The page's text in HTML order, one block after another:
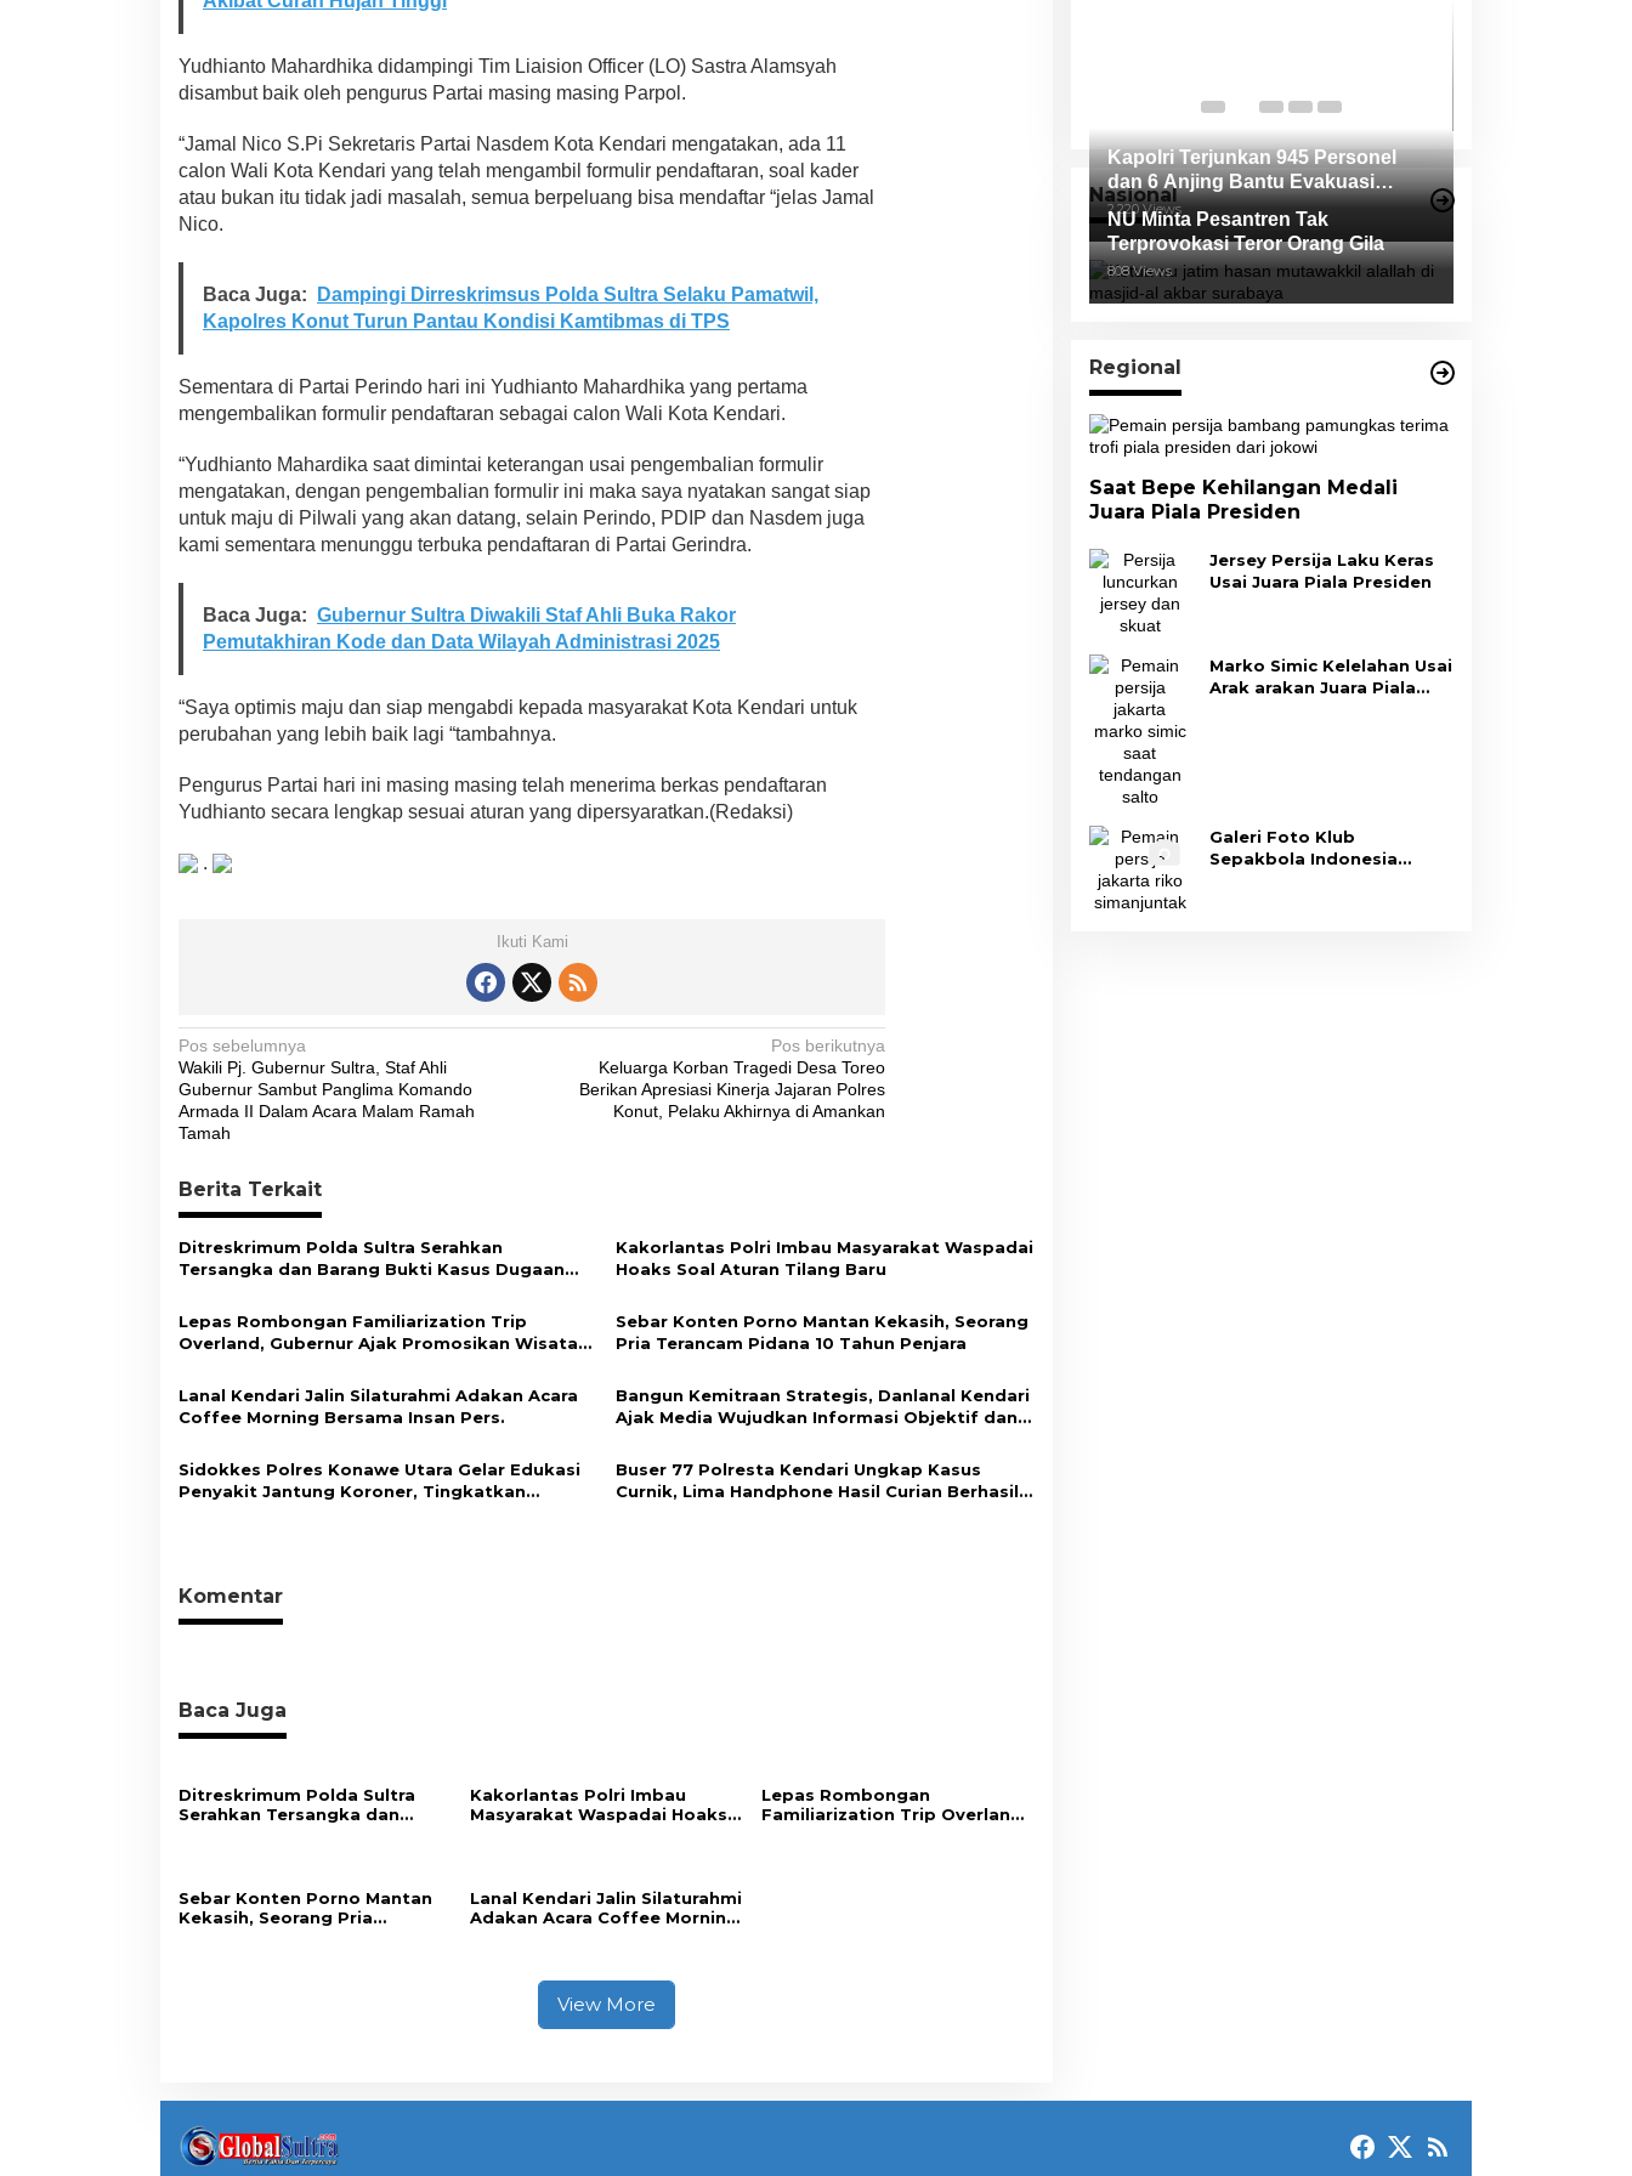
p
a
j
u
a
d
i
C
n
W
i
k
a
K
e
n
i
Yudhianto Mahardhika didampingi Tim Liaision Officer (LO) Sastra Alamsyah
disambut baik oleh pengurus Partai masing masing Parpol.
“Jamal Nico S.Pi Sekretaris Partai Nasdem Kota Kendari mengatakan, ada 11
calon Wali Kota Kendari yang telah mengambil formulir pendaftaran, soal kader
atau bukan itu tidak jadi masalah, semua berpeluang bisa mendaftar “jelas Jamal
Nico.
Baca Juga:
Dampingi Dirreskrimsus Polda Sultra Selaku Pamatwil,
Kapolres Konut Turun Pantau Kondisi Kamtibmas di TPS
Sementara di Partai Perindo hari ini Yudhianto Mahardhika yang pertama
mengembalikan formulir pendaftaran sebagai calon Wali Kota Kendari.
“Yudhianto Mahardika saat dimintai keterangan usai pengembalian formulir
mengatakan, dengan pengembalian formulir ini maka saya nyatakan sangat siap
untuk maju di Pilwali yang akan datang, selain Perindo, PDIP dan Nasdem juga
kami sementara menunggu terbuka pendaftaran di Partai Gerindra.
Baca Juga: Gubernur Sultra Diwakili Staf Ahli Buka Rakor
Pemutakhiran Kode dan Data Wilayah Administrasi 2025
“Saya optimis maju dan siap mengabdi kepada masyarakat Kota Kendari untuk
perubahan yang lebih baik lagi “tambahnya.
Pengurus Partai hari ini masing masing telah menerima berkas pendaftaran
Yudhianto secara lengkap sesuai aturan yang dipersyaratkan.(Redaksi)
.
Ikuti Kami
N
a
v
g
a
s
p
o
s
Pos sebelumnya
Wakili Pj. Gubernur Sultra, Staf Ahli
Gubernur Sambut Panglima Komando
Armada II Dalam Acara Malam Ramah
Tamah
Pos berikutnya
Keluarga Korban Tragedi Desa Toreo
Berikan Apresiasi Kinerja Jajaran Polres
Konut, Pelaku Akhirnya di Amankan
Berita Terkait
Ditreskrimum Polda Sultra Serahkan
Tersangka dan Barang Bukti Kasus Dugaan
Tanpa Izin ke Kejaksaan
Kakorlantas Polri Imbau Masyarakat Waspadai
Hoaks Soal Aturan Tilang Baru
Lepas Rombongan Familiarization Trip
Overland, Gubernur Ajak Promosikan Wisata
Sebar Konten Porno Mantan Kekasih, Seorang
Pria Terancam Pidana 10 Tahun Penjara
Lanal Kendari Jalin Silaturahmi Adakan Acara
Coffee Morning Bersama Insan Pers.
Bangun Kemitraan Strategis, Danlanal Kendari
Ajak Media Wujudkan Informasi Objektif dan
Sidokkes Polres Konawe Utara Gelar Edukasi
Penyakit Jantung Koroner, Tingkatkan
Buser 77 Polresta Kendari Ungkap Kasus
Curnik, Lima Handphone Hasil Curian Berhasil
Komentar
Baca Juga
Ditreskrimum Polda Sultra
Serahkan Tersangka dan
Kejaksaan
Kakorlantas Polri Imbau
Masyarakat Waspadai Hoaks
Lepas Rombongan
Familiarization Trip Overland,
Sebar Konten Porno Mantan
Kekasih, Seorang Pria
Lanal Kendari Jalin Silaturahmi
Adakan Acara Coffee Morning
View More
Nasional
Kapolri Terjunkan 945 Personel
dan 6 Anjing Bantu Evakuasi
Korban Erupsi Gunung Semeru
2,220 Views
NU Minta Pesantren Tak
Terprovokasi Teror Orang Gila
808 Views
Regional
Saat Bepe Kehilangan Medali
Juara Piala Presiden
Jersey Persija Laku Keras
Usai Juara Piala Presiden
Marko Simic Kelelahan Usai
Arak arakan Juara Piala
Galeri Foto Klub
Sepakbola Indonesia